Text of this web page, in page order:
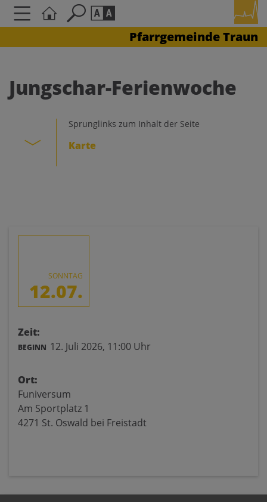
Pfarrgemeinde Traun
AA
Kontrasteinstellungen
Jungschar-Ferienwoche
Sprunglinks zum Inhalt der Seite
Karte
SONNTAG
12.07.
Zeit:
BEGINN 12. Juli 2026, 11:00 Uhr
Ort:
Funiversum
Am Sportplatz 1
4271 St. Oswald bei Freistadt